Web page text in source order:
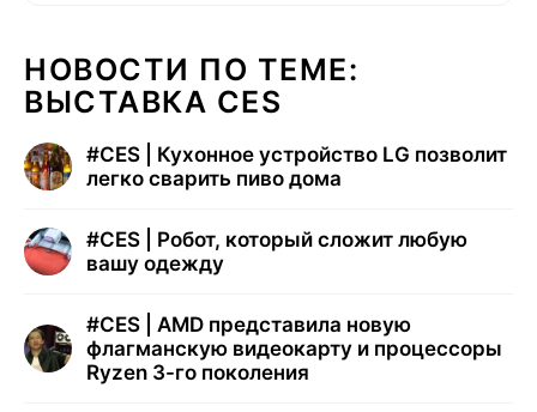
НОВОСТИ ПО ТЕМЕ:
ВЫСТАВКА CES
#CES | Кухонное устройство LG позволит
легко сварить пиво дома
#CES | Робот, который сложит любую
вашу одежду
#CES | AMD представила новую
флагманскую видеокарту и процессоры
Ryzen 3-го поколения